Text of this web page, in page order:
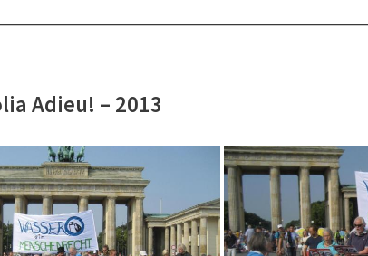
Adieu! – 2013